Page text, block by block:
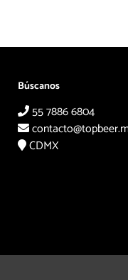
Búscanos
55 7886 6804
CDMX